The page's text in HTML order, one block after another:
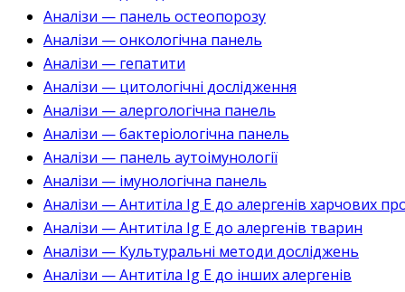
Аналізи — панель остеопорозу
Аналізи — онкологічна панель
Аналізи — гепатити
Аналізи — цитологічні дослідження
Аналізи — алергологічна панель
Аналізи — бактеріологічна панель
Аналізи — панель аутоімунології
Аналізи — імунологічна панель
Аналізи — Антитіла Ig E до алергенів харчових
Аналізи — Антитіла Ig E до алергенів тварин
Аналізи — Культуральні методи досліджень
Аналізи — Антитіла Ig E до інших алергенів